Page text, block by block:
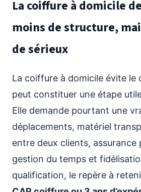
La coiffure à domicile
moins de structure,
de sérieux
La coiffure à domicile évite le
peut constituer une étape
Elle demande pourtant une
déplacements, matériel
entre deux clients, assurance
gestion du temps et
qualification, le repère à